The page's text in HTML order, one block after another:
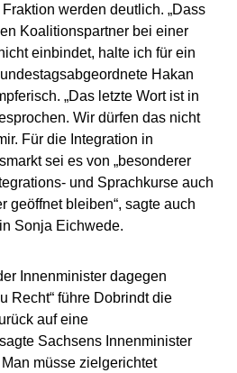
werden deutlich. „Dass
Koalitionspartner bei einer
einbindet, halte ich für ein
Hakan
„Das letzte Wort ist in
Wir dürfen das nicht
Für die Integration in
sei es von „besonderer
und Sprachkurse auch
geöffnet bleiben“, sagte auch
Sonja Eichwede.
Innenminister dagegen
Recht“ führe Dobrindt die
auf eine
Sachsens Innenminister
müsse zielgerichtet